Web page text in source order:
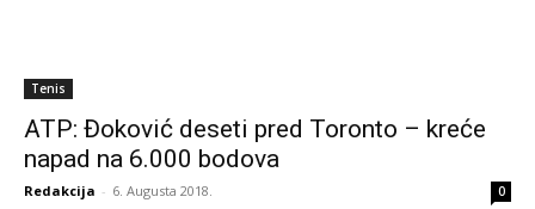
Tenis
ATP: Đoković deseti pred Toronto – kreće
napad na 6.000 bodova
Redakcija - 6. Augusta 2018. 0